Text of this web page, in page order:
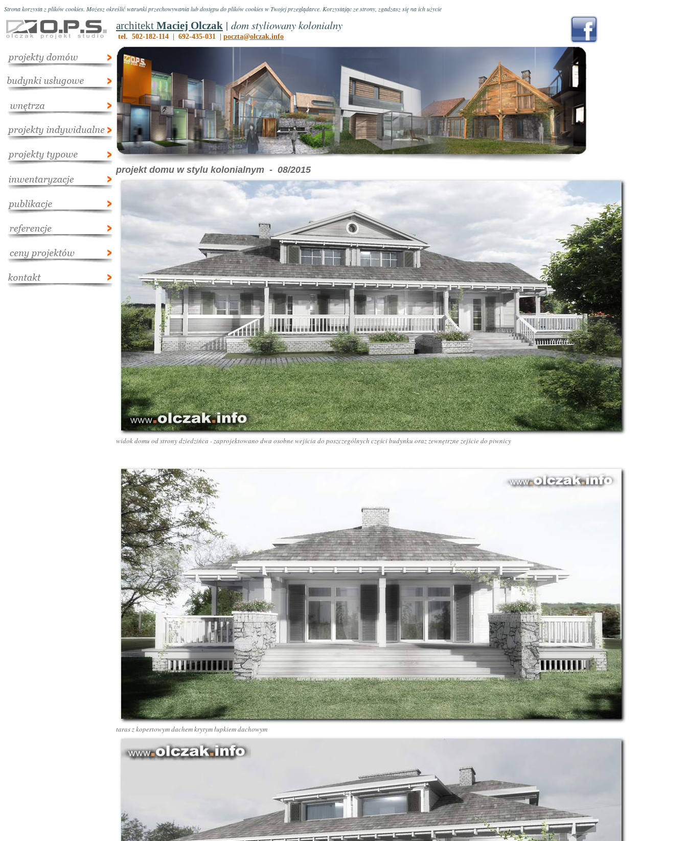
Strona korzysta z plików cookies. Możesz określić warunki przechowywania lub dostępu do plików cookies w Twojej przeglądarce. Korzystając ze strony, zgadzasz się na ich użycie
architekt Maciej Olczak | dom styliowany kolonialny
tel. 502-182-114 | 692-435-031 | poczta@olczak.info
projekt domu w stylu kolonialnym - 08/2015
widok domu od strony dziedzińca - zaprojektowano dwa osobne wejścia do poszczególnych części budynku oraz zewnętrzne zejście do piwnicy
taras z kopertowym dachem krytym łupkiem dachowym